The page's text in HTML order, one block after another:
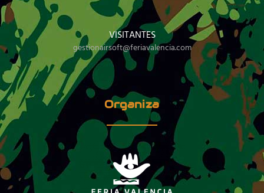
VISITANTES
gestionairsoft@feriavalencia.com
Organiza